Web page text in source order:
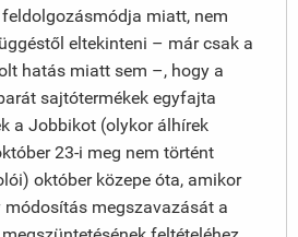
miatt, nem
eltekinteni – már csak a
hatás miatt sem –, hogy a
sajtótermékek egyfajta
a Jobbikot (olykor álhírek
23-i meg nem történt
október közepe óta, amikor
megszavazását a